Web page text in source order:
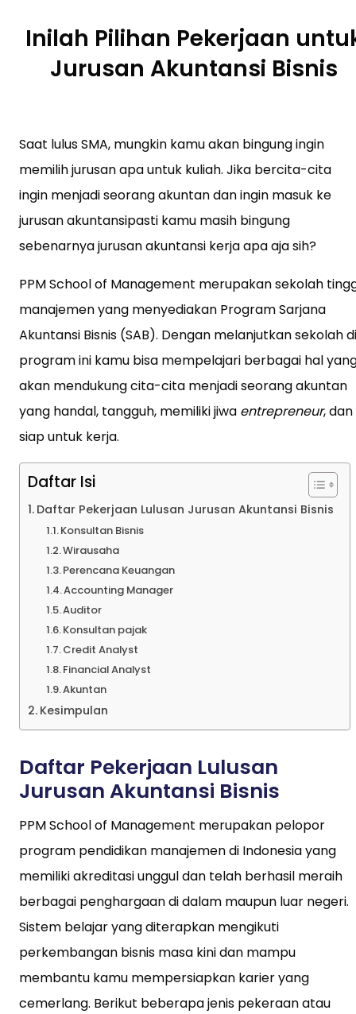
Inilah Pilihan Pekerjaan
Jurusan Akuntansi Bisnis
Saat lulus SMA, mungkin kamu akan bingung ingin
memilih jurusan apa untuk kuliah. Jika bercita-cita
ingin menjadi seorang akuntan dan ingin masuk ke
jurusan akuntansipasti kamu masih bingung
sebenarnya jurusan akuntansi kerja apa aja sih?
PPM School of Management merupakan sekolah
manajemen yang menyediakan Program Sarjana
Akuntansi Bisnis (SAB). Dengan melanjutkan sekolah di
program ini kamu bisa mempelajari berbagai hal
akan mendukung cita-cita menjadi seorang akuntan
yang handal, tangguh, memiliki jiwa entrepreneur, dan
siap untuk kerja.
Daftar Isi
Daftar Pekerjaan Lulusan Jurusan Akuntansi Bisnis
Konsultan Bisnis
Wirausaha
Perencana Keuangan
Accounting Manager
Auditor
Konsultan pajak
Credit Analyst
Financial Analyst
Akuntan
Kesimpulan
Daftar Pekerjaan Lulusan
Jurusan Akuntansi Bisnis
PPM School of Management merupakan pelopor
program pendidikan manajemen di Indonesia yang
memiliki akreditasi unggul dan telah berhasil meraih
berbagai penghargaan di dalam maupun luar negeri.
Sistem belajar yang diterapkan mengikuti
perkembangan bisnis masa kini dan mampu
membantu kamu mempersiapkan karier yang
cemerlang. Berikut beberapa jenis pekeraan atau